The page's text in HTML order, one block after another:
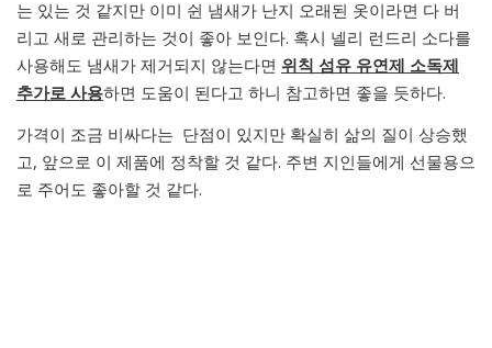
는 있는 것 같지만 이미 쉰 냄새가 난지 오래된 옷이라면 다 버
리고 새로 관리하는 것이 좋아 보인다. 혹시 넬리 런드리 소다를
사용해도 냄새가 제거되지 않는다면 위칙 섬유 유연제 소독제
추가로 사용하면 도움이 된다고 하니 참고하면 좋을 듯하다.
가격이 조금 비싸다는 단점이 있지만 확실히 삶의 질이 상승했
고, 앞으로 이 제품에 정착할 것 같다. 주변 지인들에게 선물용으
로 주어도 좋아할 것 같다.